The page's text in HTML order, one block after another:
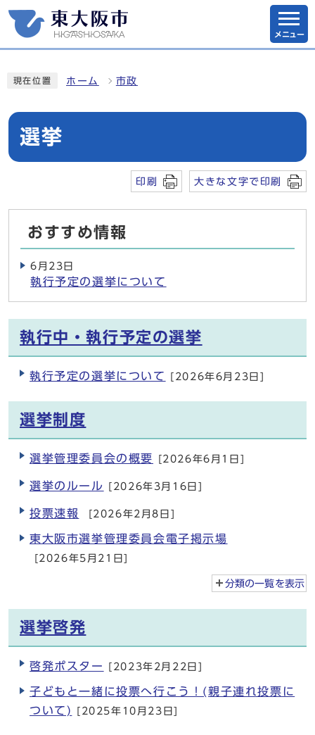
メニュー
現在位置 ホーム 市政
選挙
印刷 大きな文字で印刷
おすすめ情報
6月23日
執行予定の選挙について
執行中・執行予定の選挙
執行予定の選挙について [2026年6月23日]
選挙制度
選挙管理委員会の概要 [2026年6月1日]
選挙のルール [2026年3月16日]
投票速報 [2026年2月8日]
東大阪市選挙管理委員会電子掲示場
[2026年5月21日]
分類の一覧を表示
選挙啓発
啓発ポスター [2023年2月22日]
子どもと一緒に投票へ行こう！(親子連れ投票に
ついて)
[2025年10月23日]